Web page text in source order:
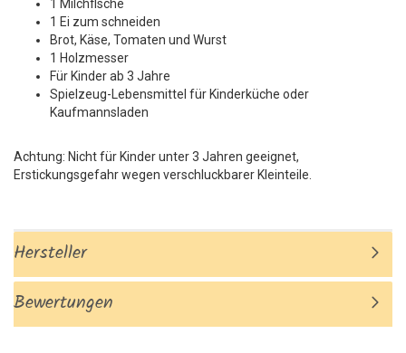
1 Milchflsche
1 Ei zum schneiden
Brot, Käse, Tomaten und Wurst
1 Holzmesser
Für Kinder ab 3 Jahre
Spielzeug-Lebensmittel für Kinderküche oder
Kaufmannsladen
Achtung: Nicht für Kinder unter 3 Jahren geeignet,
Erstickungsgefahr wegen verschluckbarer Kleinteile.
Hersteller
Bewertungen